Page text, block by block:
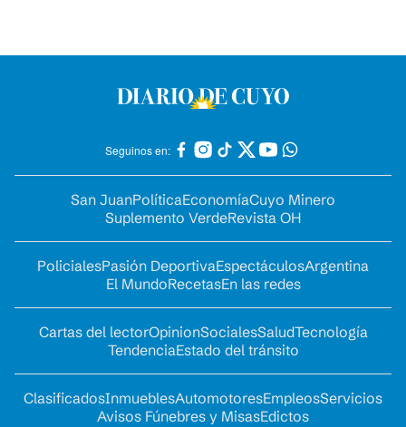
Seguinos en:
San JuanPolíticaEconomíaCuyo Minero
Suplemento VerdeRevista OH
PolicialesPasión DeportivaEspectáculosArgentina
El MundoRecetasEn las redes
Cartas del lectorOpinionSocialesSaludTecnología
TendenciaEstado del tránsito
ClasificadosInmueblesAutomotoresEmpleosServicios
Avisos Fúnebres y MisasEdictos